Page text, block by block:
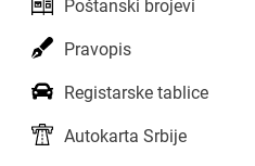
Poštanski brojevi
Pravopis
Registarske tablice
Autokarta Srbije